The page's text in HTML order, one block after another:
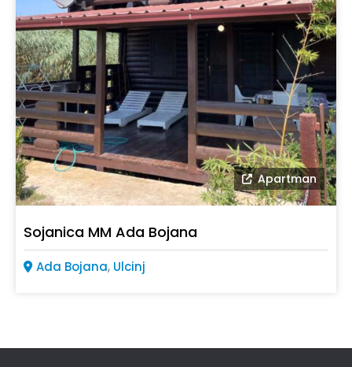
Apartman
Sojanica MM Ada Bojana
Ada Bojana, Ulcinj